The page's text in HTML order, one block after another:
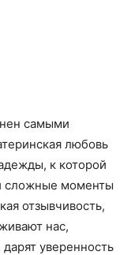
самыми
любовь
к которой
сложные моменты
отзывчивость,
нас,
уверенность